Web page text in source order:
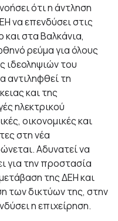
ότι η άντληση
να επενδύσει στις
στα Βαλκάνια,
ρεύμα για όλους
ιδεοληψιών του
αντιληφθεί τη
και της
ηλεκτρικού
οικονομικές και
στη νέα
Αδυνατεί να
για την προστασία
της ΔΕΗ και
των δικτύων της, στην
η επιχείρηση.